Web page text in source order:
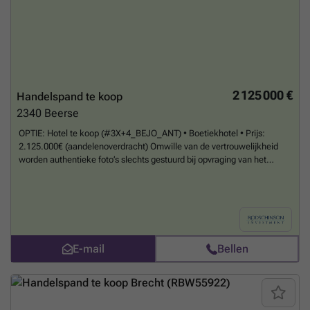
2 125 000 €
Handelspand te koop
2340 Beerse
OPTIE: Hotel te koop (#3X+4_BEJO_ANT) • Boetiekhotel • Prijs:
2.125.000€ (aandelenoverdracht) Omwille van de vertrouwelijkheid
worden authentieke foto’s slechts gestuurd bij opvraging van het
E-mail Bellen